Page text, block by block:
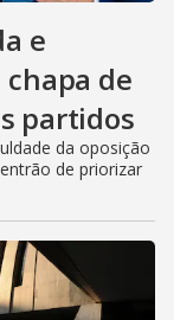
e
de
partidos
da oposição
de priorizar